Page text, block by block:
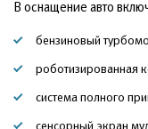
В оснащение авто
бензиновый
роботизированная
система полного
сенсорный экран